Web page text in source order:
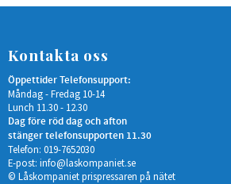
Kontakta oss
Öppettider Telefonsupport:
Måndag - Fredag 10-14
Lunch 11.30 - 12.30
Dag före röd dag och afton
stänger telefonsupporten 11.30
Telefon: 019-7652030
E-post: info@laskompaniet.se
© Låskompaniet prispressaren på nätet